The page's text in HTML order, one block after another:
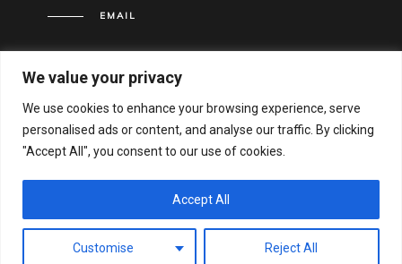
We value your privacy
We use cookies to enhance your browsing experience, serve
personalised ads or content, and analyse our traffic. By clicking
"Accept All", you consent to our use of cookies.
Customise Reject All
Accept All
EMAIL
Αριθμός Γενικού Εμπορικού Μητρώου Ελλάδος:
122051001000